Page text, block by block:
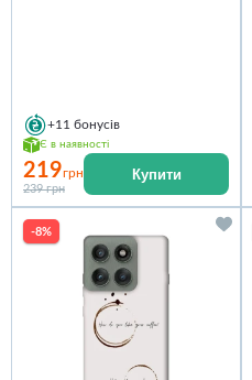
+11 бонусів
Є в наявності
219грн
239 грн
Купити
-8%